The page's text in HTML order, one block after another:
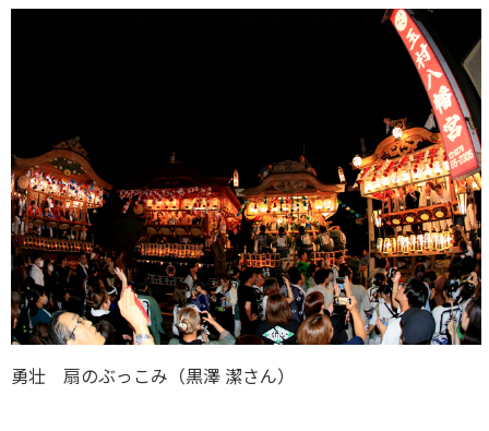
勇壮 扇のぶっこみ（黒澤 潔さん）